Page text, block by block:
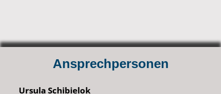
Ansprechpersonen
Ursula Schibielok